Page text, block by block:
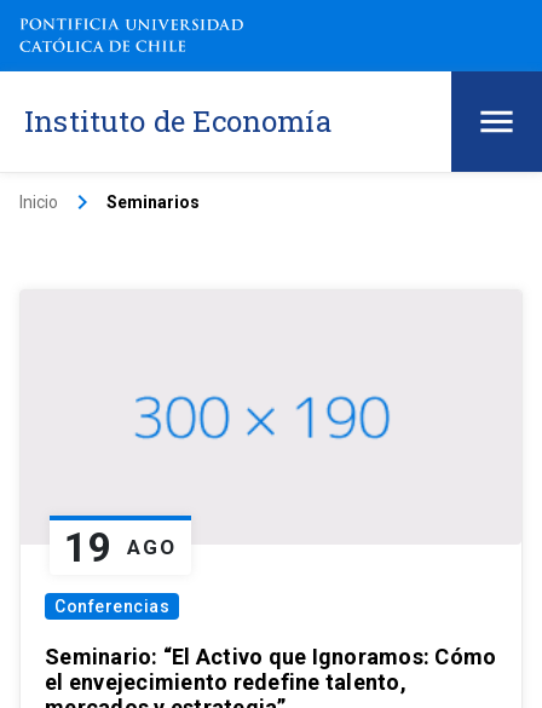
Instituto de Economía
Inicio keyboard_arrow_right Seminarios
19 AGO
Conferencias
Seminario: “El Activo que Ignoramos: Cómo
el envejecimiento redefine talento,